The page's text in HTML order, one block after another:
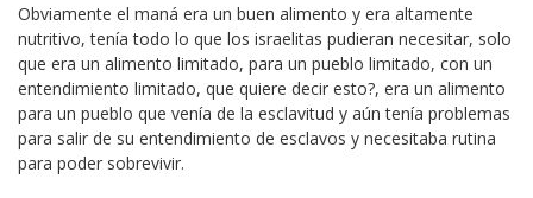
Obviamente el maná era un buen alimento y era altamente
nutritivo, tenía todo lo que los israelitas pudieran necesitar, solo
que era un alimento limitado, para un pueblo limitado, con un
entendimiento limitado, que quiere decir esto?, era un alimento
para un pueblo que venía de la esclavitud y aún tenía problemas
para salir de su entendimiento de esclavos y necesitaba rutina
para poder sobrevivir.